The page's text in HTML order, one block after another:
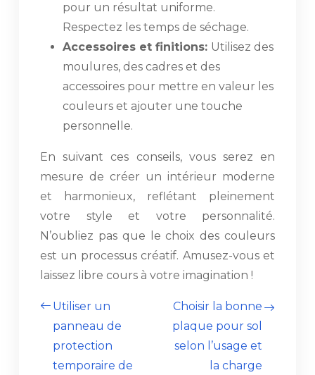
pour un résultat uniforme.
Respectez les temps de séchage.
Accessoires et finitions: Utilisez des
moulures, des cadres et des
accessoires pour mettre en valeur les
couleurs et ajouter une touche
personnelle.
En suivant ces conseils, vous serez en
mesure de créer un intérieur moderne
et harmonieux, reflétant pleinement
votre style et votre personnalité.
N’oubliez pas que le choix des couleurs
est un processus créatif. Amusez-vous et
laissez libre cours à votre imagination !
Utiliser un
panneau de
protection
temporaire de
Choisir la bonne
plaque pour sol
selon l’usage et
la charge